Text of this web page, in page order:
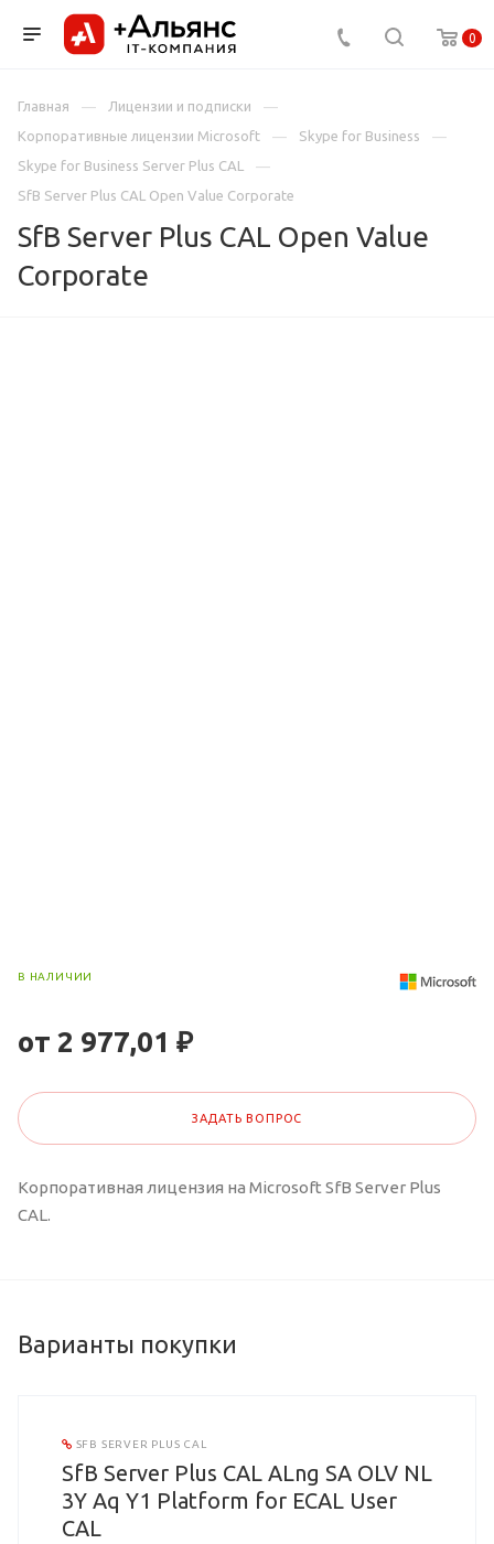
0
Главная
Лицензии и подписки
Корпоративные лицензии Microsoft
Skype for Business
Skype for Business Server Plus CAL
SfB Server Plus CAL Open Value Corporate
SfB Server Plus CAL Open Value
Corporate
В НАЛИЧИИ
от 2 977,01 ₽
ЗАДАТЬ ВОПРОС
Корпоративная лицензия на Microsoft SfB Server Plus
CAL.
Варианты покупки
SFB SERVER PLUS CAL
SfB Server Plus CAL ALng SA OLV NL
3Y Aq Y1 Platform for ECAL User
CAL